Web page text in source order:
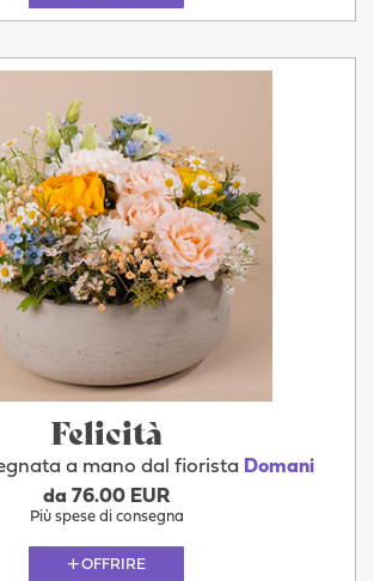
Felicità
a mano dal fiorista Domani
da 76.00 EUR
Più spese di consegna
OFFRIRE